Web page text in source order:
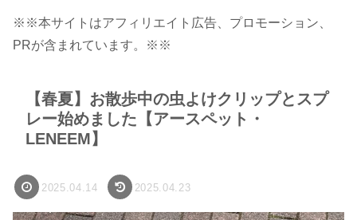
※※本サイトはアフィリエイト広告、プロモーション、
PRが含まれています。※※
【春夏】お散歩中の虫よけクリップとスプ
レー始めました【アースペット・
LENEEM】
2025.04.14 2025.04.23